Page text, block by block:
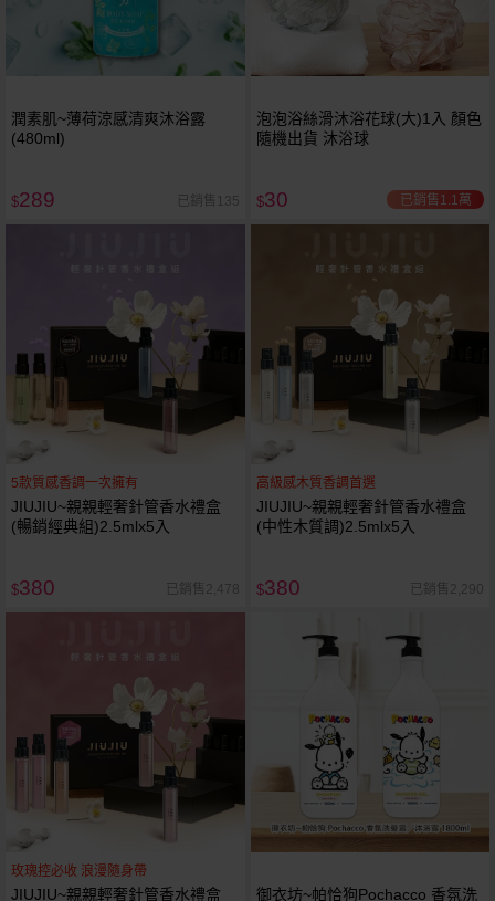
潤素肌~薄荷涼感清爽沐浴露
(480ml)
$289 已銷售135
泡泡浴絲滑沐浴花球(大)1入 顏色
隨機出貨 沐浴球
$30 已銷售1.1萬
5款質感香調一次擁有
JIUJIU~親親輕奢針管香水禮盒
(暢銷經典組)2.5mlx5入
$380 已銷售2,478
高級感木質香調首選
JIUJIU~親親輕奢針管香水禮盒
(中性木質調)2.5mlx5入
$380 已銷售2,290
玫瑰控必收 浪漫隨身帶
JIUJIU~親親輕奢針管香水禮盒 御衣坊~帕恰狗Pochacco 香氛洗